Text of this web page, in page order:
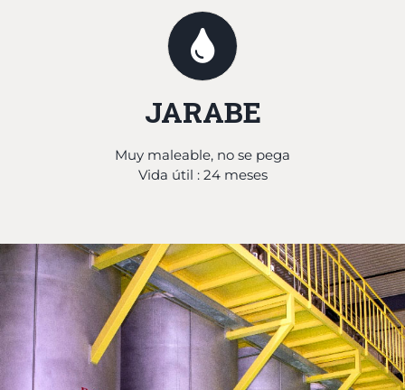
JARABE
Muy maleable, no se pega
Vida útil : 24 meses